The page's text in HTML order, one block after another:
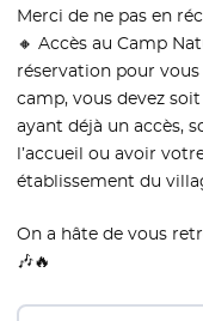
Merci de ne pas en
🔸 Accès au Camp
réservation pour
camp, vous devez
ayant déjà un accès,
l’accueil ou avoir
établissement du
On a hâte de vous
🎶🔥